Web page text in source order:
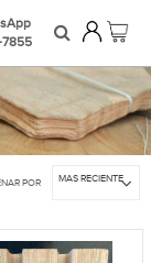
7855
POR MAS RECIENTE